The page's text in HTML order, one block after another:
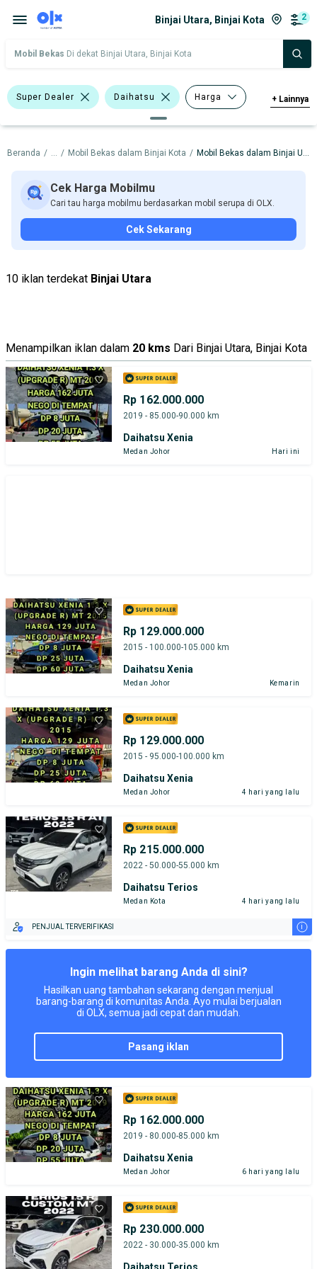
Binjai Utara, Binjai Kota 2
Mobil Bekas Di dekat Binjai Utara, Binjai Kota
Super Dealer Daihatsu Harga
Merek Dan Model Tahun
Tipe Bodi Tipe Membership
+ Lainnya
Beranda / ... / Mobil Bekas dalam Binjai Kota / Mobil Bekas dalam Binjai Utara
Cek Harga Mobilmu
Cari tau harga mobilmu berdasarkan mobil serupa di OLX.
Cek Sekarang
10 iklan terdekat Binjai Utara
Menampilkan iklan dalam 20 kms Dari Binjai Utara, Binjai Kota
Rp 162.000.000
2019 - 85.000-90.000 km
Daihatsu Xenia
Medan Johor Hari ini
Rp 129.000.000
2015 - 100.000-105.000 km
Daihatsu Xenia
Medan Johor Kemarin
Rp 129.000.000
2015 - 95.000-100.000 km
Daihatsu Xenia
Medan Johor 4 hari yang lalu
Rp 215.000.000
2022 - 50.000-55.000 km
Daihatsu Terios
Medan Kota 4 hari yang lalu
PENJUAL TERVERIFIKASI i
Ingin melihat barang Anda di sini?
Hasilkan uang tambahan sekarang dengan menjual
barang-barang di komunitas Anda. Ayo mulai berjualan
di OLX, semua jadi cepat dan mudah.
pasang iklan
Rp 162.000.000
2019 - 80.000-85.000 km
Daihatsu Xenia
Medan Johor 6 hari yang lalu
Rp 230.000.000
2022 - 30.000-35.000 km
Daihatsu Terios